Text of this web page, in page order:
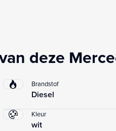
deze
Brandstof
Diesel
Kleur
wit